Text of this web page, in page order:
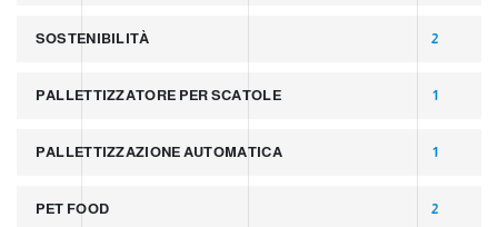
SOSTENIBILITÀ 2
PALLETTIZZATORE PER SCATOLE 1
PALLETTIZZAZIONE AUTOMATICA 1
PET FOOD 2